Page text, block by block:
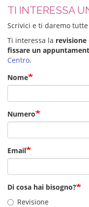
TI INTERESSA
Scrivici e ti daremo
Ti interessa la revisione
fissare un
Centro.
Nome
Numero
Email
Di cosa hai bisogno?
Revisione